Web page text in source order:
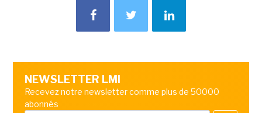
NEWSLETTER LMI
Recevez notre newsletter comme plus de 50000
abonnés